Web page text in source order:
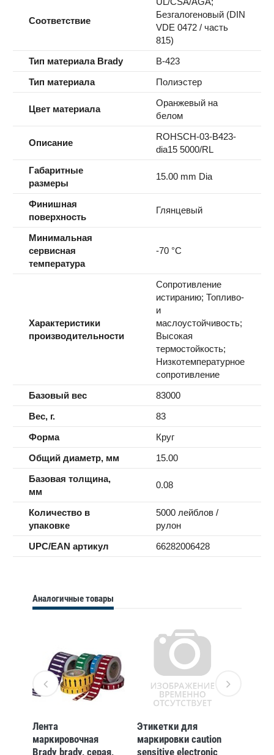
Соответствие
Безгалогеновый (DIN
VDE 0472 / часть
815)
Тип материала Brady
B-423
Тип материала
Полиэстер
Цвет материала
Оранжевый на
белом
Описание
ROHSCH-03-B423-
dia15 5000/RL
Габаритные
размеры
15.00 mm Dia
Финишная
поверхность
Глянцевый
Минимальная
сервисная
температура
-70 °C
Характеристики
производительности
Сопротивление
истиранию; Топливо-
и
маслоустойчивость;
Высокая
термостойкость;
Низкотемпературное
сопротивление
Базовый вес
83000
Вес, г.
83
Форма
Круг
Общий диаметр, мм
15.00
Базовая толщина,
мм
0.08
Количество в
упаковке
5000 лейблов /
рулон
UPC/EAN артикул
66282006428
Аналогичные товары
Лента
маркировочная
Brady brady, серая,
Этикетки для
маркировки caution
sensitive electronic